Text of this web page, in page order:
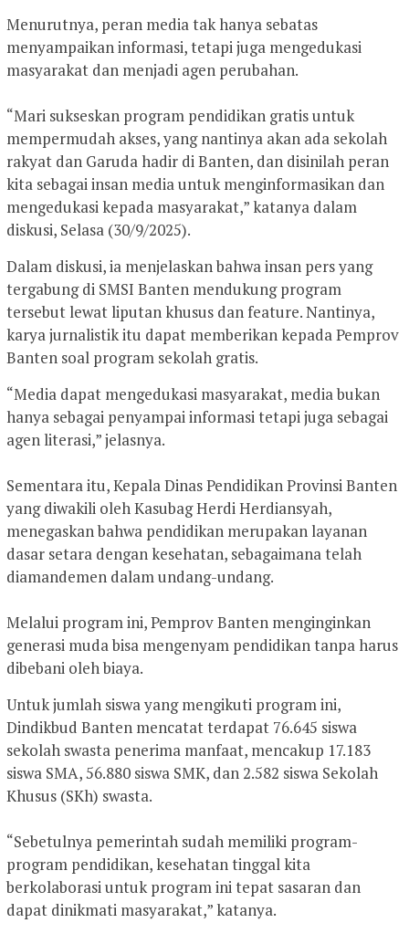
Menurutnya, peran media tak hanya sebatas
menyampaikan informasi, tetapi juga mengedukasi
masyarakat dan menjadi agen perubahan.
‎“Mari sukseskan program pendidikan gratis untuk
mempermudah akses, yang nantinya akan ada sekolah
rakyat dan Garuda hadir di Banten, dan disinilah peran
kita sebagai insan media untuk menginformasikan dan
mengedukasi kepada masyarakat,” katanya dalam
diskusi, Selasa (30/9/2025).
Dalam diskusi, ia menjelaskan bahwa insan pers yang
tergabung di SMSI Banten mendukung program
tersebut lewat liputan khusus dan feature. Nantinya,
karya jurnalistik itu dapat memberikan kepada Pemprov
Banten soal program sekolah gratis.
“Media dapat mengedukasi masyarakat, media bukan
hanya sebagai penyampai informasi tetapi juga sebagai
agen literasi,” jelasnya.
‎Sementara itu, Kepala Dinas Pendidikan Provinsi Banten
yang diwakili oleh Kasubag Herdi Herdiansyah,
menegaskan bahwa pendidikan merupakan layanan
dasar setara dengan kesehatan, sebagaimana telah
diamandemen dalam undang-undang.
Melalui program ini, Pemprov Banten menginginkan
generasi muda bisa mengenyam pendidikan tanpa harus
dibebani oleh biaya.
Untuk jumlah siswa yang mengikuti program ini,
Dindikbud Banten mencatat terdapat 76.645 siswa
sekolah swasta penerima manfaat, mencakup 17.183
siswa SMA, 56.880 siswa SMK, dan 2.582 siswa Sekolah
Khusus (SKh) swasta.
‎“Sebetulnya pemerintah sudah memiliki program-
program pendidikan, kesehatan tinggal kita
berkolaborasi untuk program ini tepat sasaran dan
dapat dinikmati masyarakat,” katanya.